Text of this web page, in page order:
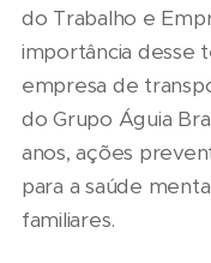
do Trabalho e
importância desse
empresa de
do Grupo Águia
anos, ações
para a saúde
familiares.